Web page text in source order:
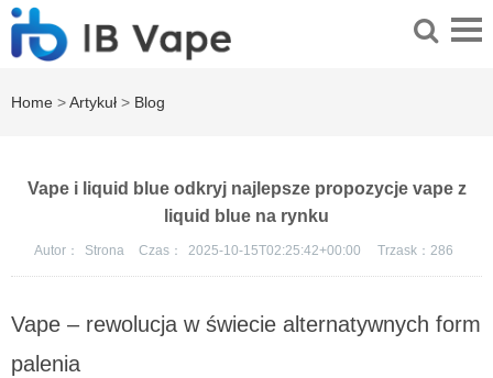
Home >Artykuł > Blog
Vape i liquid blue odkryj najlepsze propozycje vape z
liquid blue na rynku
Autor： Strona Czas： 2025-10-15T02:25:42+00:00 Trzask： 286
Vape – rewolucja w świecie alternatywnych form
palenia